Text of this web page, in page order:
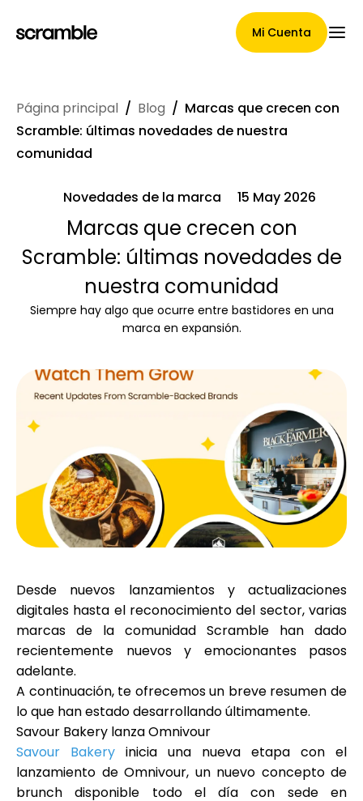
Mi Cuenta
Página Principal
Términos de asignación de
reclamaciones
Galería de marcas
Selección de marca
Calculadoras
Historial de Rondas
Blog
Ayuda
Página principal / Blog / Marcas que crecen con
Scramble: últimas novedades de nuestra
comunidad
Novedades de la marca 15 May 2026
Marcas que crecen con
Scramble: últimas novedades de
nuestra comunidad
Siempre hay algo que ocurre entre bastidores en una
marca en expansión.
Desde nuevos lanzamientos y actualizaciones
digitales hasta el reconocimiento del sector, varias
marcas de la comunidad Scramble han dado
recientemente nuevos y emocionantes pasos
adelante.
A continuación, te ofrecemos un breve resumen de
lo que han estado desarrollando últimamente.
Savour Bakery lanza Omnivour
Savour Bakery inicia una nueva etapa con el
lanzamiento de Omnivour, un nuevo concepto de
brunch disponible todo el día con sede en